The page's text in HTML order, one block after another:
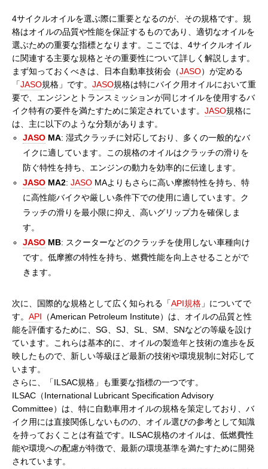
4サイクルオイルを選ぶ際に重要となるのが、その規格です。規
格はオイルの品質や性能を保証するものであり、適切なオイルを
選ぶための重要な指標となります。ここでは、4サイクルオイル
に関連する主要な規格とその重要性について詳しく解説します。
まず知っておくべきは、日本自動車技術会（JASO）が定める
「JASO規格」です。 JASO規格は特にバイク用オイルにおいて重
要で、エンジンとトランスミッションが同じオイルを使用するバ
イク特有の要件を満たすために策定されています。 JASO規格に
は、主に以下のような分類があります。
JASO MA: 湿式クラッチに対応しており、多くの一般的なバ
イクに適しています。この規格のオイルはクラッチの滑りを
防ぐ特性を持ち、エンジンの動力を効率的に伝達します。
JASO MA2:JASO MAよりもさらに高い摩擦特性を持ち、特
に高性能バイクや厳しい条件下での使用に適しています。ク
ラッチの滑りを最小限に抑え、高いグリップ力を確保しま
す。
JASO MB: スクーターなどのクラッチを使用しない車種向け
です。低摩擦の特性を持ち、燃費性能を向上させることがで
きます。
次に、国際的な規格として広く知られる「API規格 」についてで
す。 API （American Petroleum Institute）は、オイルの品質と性
能を評価するために、SG、SJ、SL、SM、SNなどの等級を設け
ています。これらは基本的に、オイルの製造年と技術の進歩を反
映したもので、新しい等級ほど最新の技術や環境規制に対応して
います。
さらに、「ILSAC規格」も重要な指標の一つです。
ILSAC（International Lubricant Specification Advisory
Committee）は、特に自動車用オイルの規格を策定しており、バ
イク用には直接関係しないものの、オイル選びの参考として知識
を持っておくことは有益です。ILSAC規格のオイルは、低燃費性
能や環境への配慮が特徴で、最新の環境基準を満たすために開発
されています。